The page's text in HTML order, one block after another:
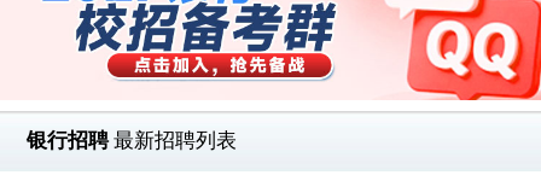
银行招聘最新招聘列表